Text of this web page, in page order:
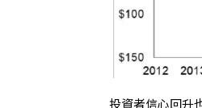
投資者信心回升